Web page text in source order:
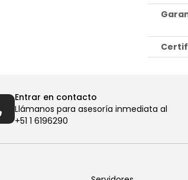
Entrar en contacto
Llámanos para asesoría inmediata al
+51 1 6196290